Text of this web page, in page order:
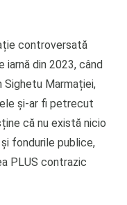
controversată
din 2023, când
Marmației,
și-ar fi petrecut
că nu există nicio
fondurile publice,
PLUS contrazic